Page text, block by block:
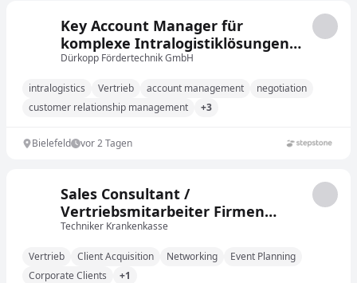
Key Account Manager für
komplexe Intralogistiklösungen
(m/w/d) Europa
Dürkopp Fördertechnik GmbH
intralogistics Vertrieb account management
negotiation
customer relationship management
+3
Bielefeld vor 2 Tagen
Sales Consultant /
Vertriebsmitarbeiter Firmen
(m/w/d)
Techniker Krankenkasse
Vertrieb Client Acquisition Networking
Event Planning
Corporate Clients
+1